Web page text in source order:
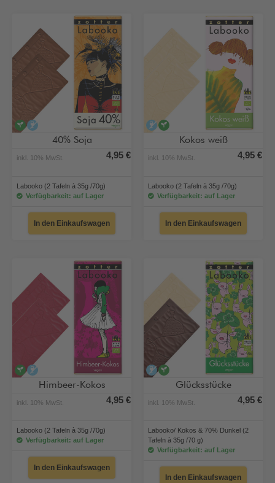
veganalkoholfrei
40% Soja
inkl. 10% MwSt. 4,95 €
Labooko (2 Tafeln à 35g /70g)
Verfügbarkeit: auf Lager
In den Einkaufswagen
alkoholfrei
Kokos weiß
inkl. 10% MwSt. 4,95 €
Labooko (2 Tafeln à 35g /70g)
Verfügbarkeit: auf Lager
In den Einkaufswagen
veganalkoholfrei
Himbeer-Kokos
inkl. 10% MwSt. 4,95 €
Labooko (2 Tafeln à 35g /70g)
Verfügbarkeit: auf Lager
In den Einkaufswagen
alkoholfrei
Glücksstücke
inkl. 10% MwSt. 4,95 €
Labooko/ Kokos & 70% Dunkel (2
Tafeln à 35g /70 g)
Verfügbarkeit: auf Lager
In den Einkaufswagen